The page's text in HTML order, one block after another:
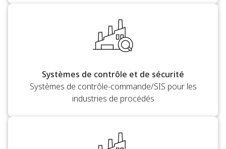
Systèmes de contrôle et de sécurité
Systèmes de contrôle-commande/SIS pour les
industries de procédés